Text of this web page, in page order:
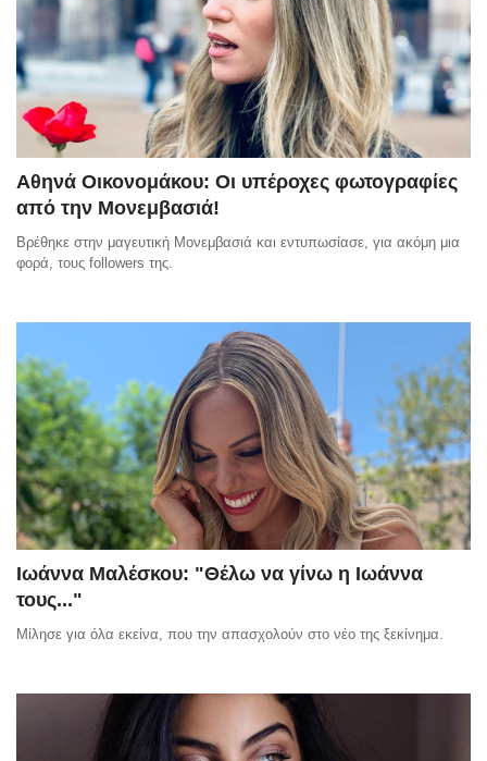
Αθηνά Οικονομάκου: Οι υπέροχες φωτογραφίες
από την Μονεμβασιά!
Βρέθηκε στην μαγευτική Μονεμβασιά και εντυπωσίασε, για ακόμη μια
φορά, τους followers της.
Ιωάννα Μαλέσκου: "Θέλω να γίνω η Ιωάννα
τους..."
Μίλησε για όλα εκείνα, που την απασχολούν στο νέο της ξεκίνημα.